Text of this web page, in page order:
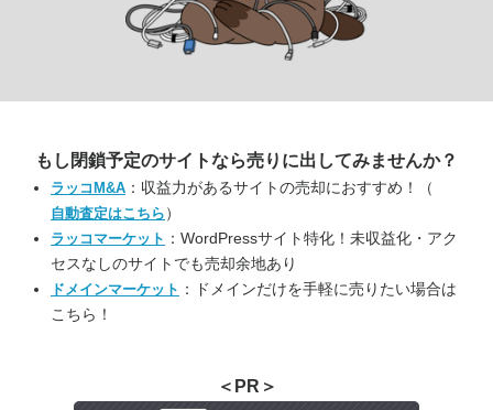
もし閉鎖予定のサイトなら売りに出してみませんか？
ラッコM&A ：収益力があるサイトの売却におすすめ！（
自動査定はこちら ）
ラッコマーケット ：WordPressサイト特化！未収益化・アク
セスなしのサイトでも売却余地あり
ドメインマーケット ：ドメインだけを手軽に売りたい場合は
こちら！
＜PR＞